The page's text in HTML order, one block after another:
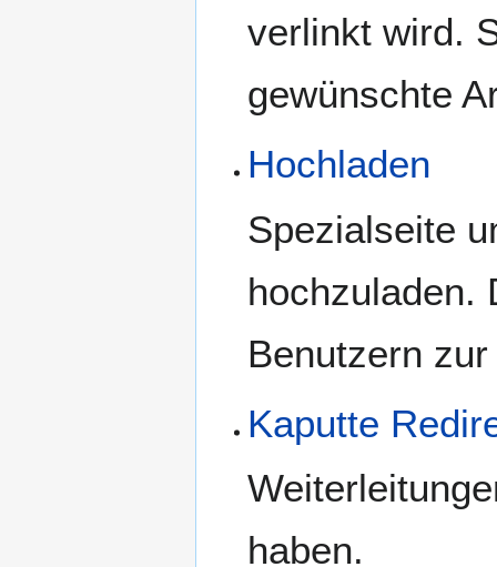
verlinkt wird.
gewünschte
Hochladen
Spezialseite
hochzuladen.
Benutzern
Kaputte
haben.